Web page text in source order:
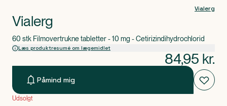
Vialerg
Vialerg
60 stk Filmovertrukne tabletter - 10 mg - Cetirizindihydrochlorid
Læs produktresumé om lægemidlet
84,95 kr.
Påmind mig
Udsolgt